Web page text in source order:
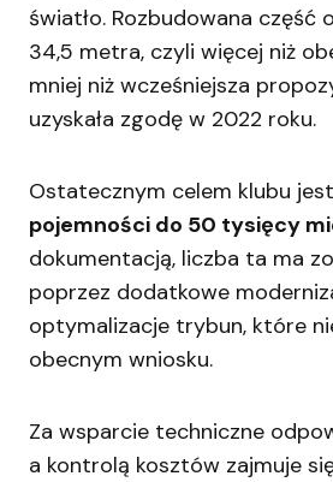
światło. Rozbudowana część
34,5 metra, czyli więcej niż
mniej niż wcześniejsza
uzyskała zgodę w 2022 roku.
Ostatecznym celem klubu jest
pojemności do 50 tysięcy
dokumentacją, liczba ta ma
poprzez dodatkowe
optymalizacje trybun, które
obecnym wniosku.
Za wsparcie techniczne
a kontrolą kosztów zajmuje